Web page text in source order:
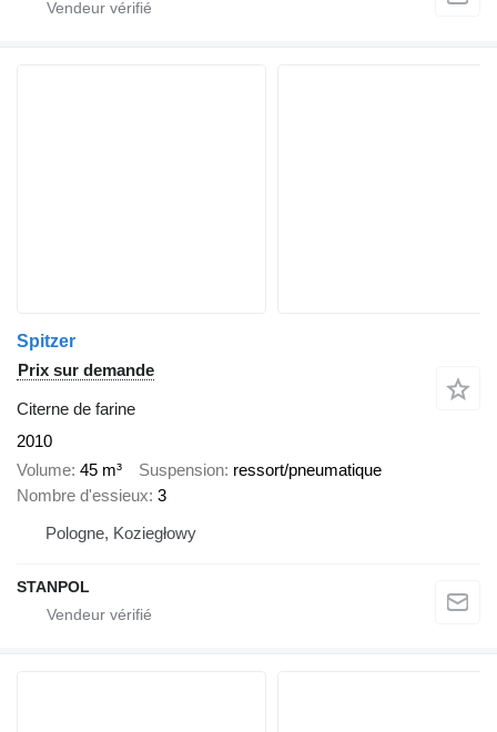
Spitzer
Prix sur demande
Citerne de farine
2010
Volume 45 m³ Suspension ressort/pneumatique
Nombre d'essieux 3
Pologne, Koziegłowy
STANPOL